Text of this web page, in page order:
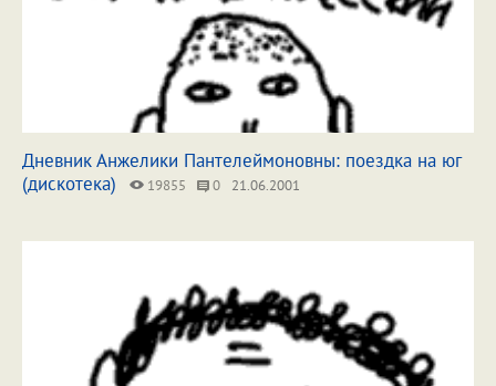
Дневник Анжелики Пантелеймоновны: поездка на юг
(дискотека)
19855 0 21.06.2001